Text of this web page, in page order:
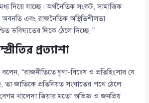
দিয়ে যাচ্ছে। অর্থনৈতিক সংকট, সামাজিক
এবং রাজনৈতিক অস্থিতিশীলতা
ভবিষ্যতের দিকে ঠেলে দিচ্ছে।”
প্রত্যাশা
বলেন, “রাজনীতিতে ঘৃণা-বিদ্বেষ ও প্রতিহিংসার যে
তা জাতিকে প্রতিনিয়ত সংঘাতের পথে ঠেলে
বেগম খালেদা জিয়ার মতো অভিজ্ঞ ও জনপ্রিয়